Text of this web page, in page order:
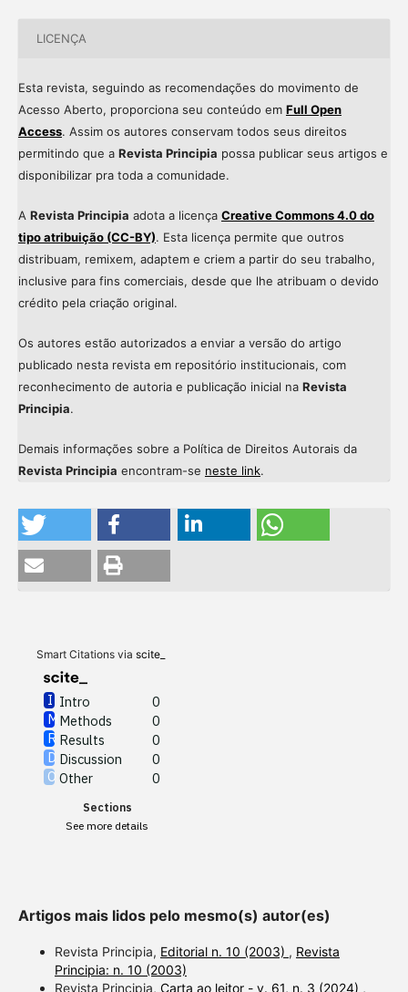
LICENÇA
Esta revista, seguindo as recomendações do movimento de
Acesso Aberto, proporciona seu conteúdo em Full Open
Access. Assim os autores conservam todos seus direitos
permitindo que a Revista Principia possa publicar seus artigos e
disponibilizar pra toda a comunidade.
A Revista Principia adota a licença Creative Commons 4.0 do
tipo atribuição (CC-BY). Esta licença permite que outros
distribuam, remixem, adaptem e criem a partir do seu trabalho,
inclusive para fins comerciais, desde que lhe atribuam o devido
crédito pela criação original.
Os autores estão autorizados a enviar a versão do artigo
publicado nesta revista em repositório institucionais, com
reconhecimento de autoria e publicação inicial na Revista
Principia.
Demais informações sobre a Política de Direitos Autorais da
Revista Principia encontram-se neste link.
Smart Citations via scite_
Intro
0
Methods
0
Results
0
Discussion
0
Other
0
Sections
See more details
contrasts the cited claim, and
a label indicating in which
Artigos mais lidos pelo mesmo(s) autor(es)
Revista Principia, Editorial n. 10 (2003) , Revista
Principia: n. 10 (2003)
Revista Principia, Carta ao leitor - v. 61, n. 3 (2024) ,